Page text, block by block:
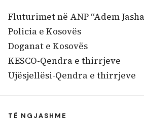
Fluturimet në ANP “Adem
Policia e Kosovës
Doganat e Kosovës
KESCO-Qendra e thirrjeve
Ujësjellësi-Qendra e thirrjeve
TË NGJASHME